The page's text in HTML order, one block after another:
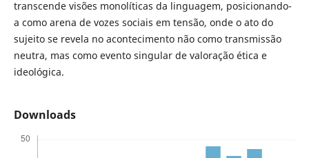
transcende visões monolíticas da linguagem, posicionando-
a como arena de vozes sociais em tensão, onde o ato do
sujeito se revela no acontecimento não como transmissão
neutra, mas como evento singular de valoração ética e
ideológica.
Downloads